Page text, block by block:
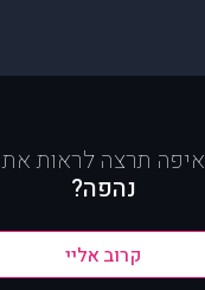
איפה תרצה לראות את
נהפה?